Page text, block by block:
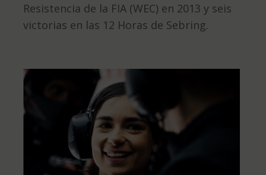
Resistencia de la FIA (WEC) en 2013 y seis
victorias en las 12 Horas de Sebring.